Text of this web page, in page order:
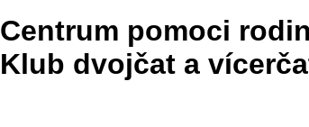
Centrum pomoci
Klub dvojčat a